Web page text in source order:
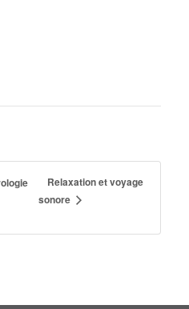
Relaxation et voyage
sonore